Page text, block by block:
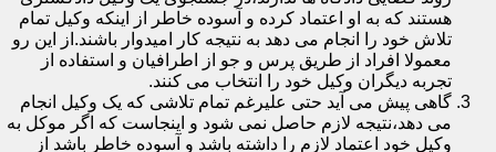
هستند که به او اعتماد کرده و آسوده خاطر از اینکه وکیل تمام
تلاش خود را انجام می دهد به نتیجه کار امیدوار باشند.از این رو
معمولا افراد از طریق پرس و جو از اطرافیان و استفاده از
تجربه دیگران وکیل خود را انتخاب می کنند.
گاهی پیش می آید حتی علیرغم تمام تلاشی که یک وکیل انجام
می دهد،نتیجه لازم حاصل نمی شود و اینجاست که اگر موکل به
وکیل خود اعتماد لازم را داشته باشد و آسوده خاطر باشد از